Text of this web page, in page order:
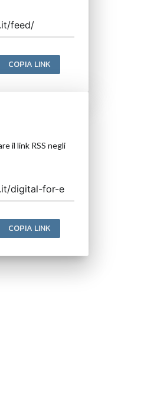
COPIA LINK
il link RSS negli
COPIA LINK